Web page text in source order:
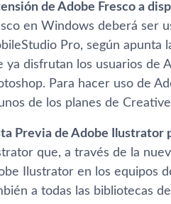
de Adobe Fresco a
en Windows deberá ser
Pro, según apunta
ya disfrutan los usuarios de
Para hacer uso de
de los planes de
Previa de Adobe Ilustrator
que, a través de la
Ilustrator en los equipos
a todas las bibliotecas